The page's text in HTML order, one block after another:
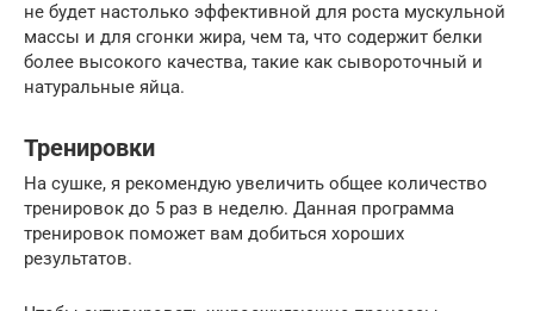
не будет настолько эффективной для роста мускульной
массы и для сгонки жира, чем та, что содержит белки
более высокого качества, такие как сывороточный и
натуральные яйца.
Тренировки
На сушке, я рекомендую увеличить общее количество
тренировок до 5 раз в неделю. Данная программа
тренировок поможет вам добиться хороших
результатов.